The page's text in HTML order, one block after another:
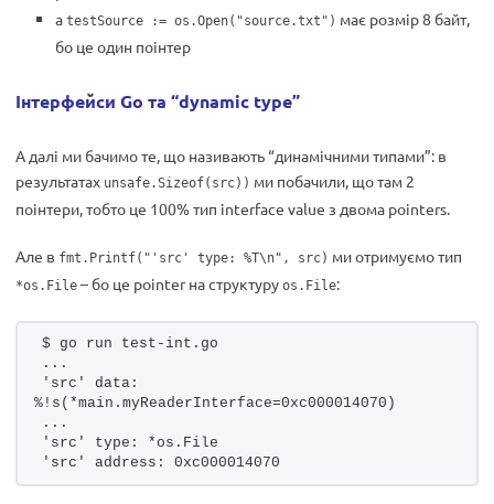
а testSource := os.Open("source.txt") має розмір 8 байт,
бо це один поінтер
Інтерфейси Go та “dynamic type”
А далі ми бачимо те, що називають “динамічними типами”: в
результатах unsafe.Sizeof(src)) ми побачили, що там 2
поінтери, тобто це 100% тип interface value з двома pointers.
Але в fmt.Printf("'src' type: %T\n", src) ми отримуємо тип
*os.File – бо це pointer на структуру os.File:
$ go run test-int.go
...
'src' data:
%!s(*main.myReaderInterface=0xc000014070)
...
'src' type: *os.File
'src' address: 0xc000014070